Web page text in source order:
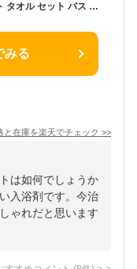
【ランキング1位】ヒマラヤ岩塩 バスソルト タオル セット バス ソルト ギフトセット 無添加 高級 ギフト プレゼント 母の日 今治タオル フェイスタオル 入浴剤 詰め合わせ 誕生日プレゼント 男性 女性 女友達 20代 30代 40代 高級入浴剤 バスソルトギフト
みる
と在庫を楽天でチェック >>
は如何でしょうか
入浴剤です。今治
ゃれだと思います